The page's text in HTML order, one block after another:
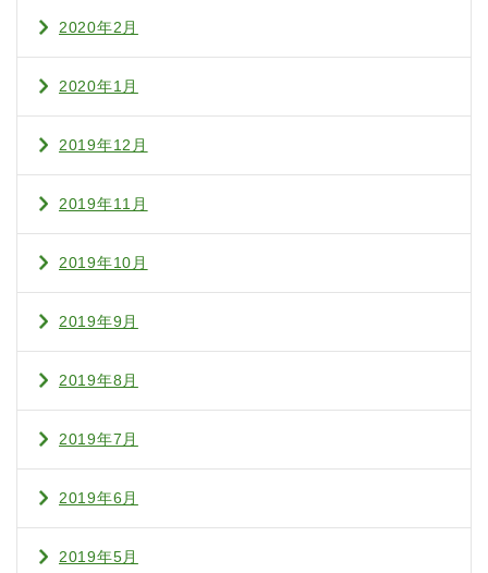
2020年2月
2020年1月
2019年12月
2019年11月
2019年10月
2019年9月
2019年8月
2019年7月
2019年6月
2019年5月